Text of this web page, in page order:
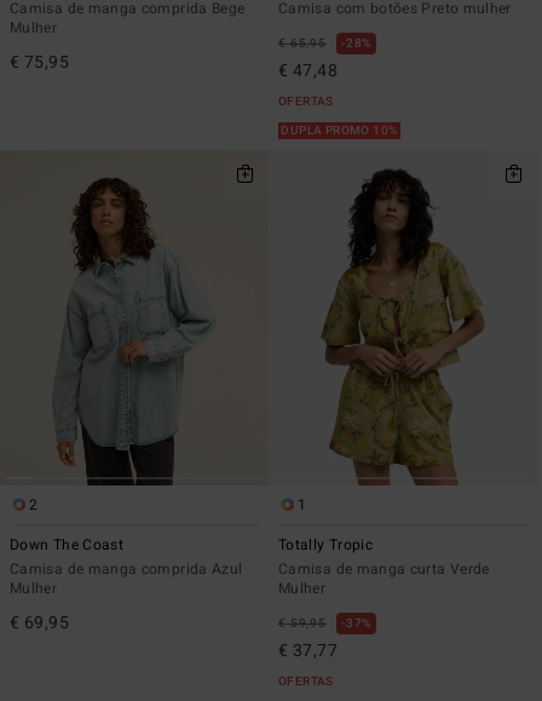
Camisa de manga comprida Bege
Mulher
€ 75,95
Camisa com botões Preto mulher
€ 65,95 28%
€ 47,48
OFERTAS
DUPLA PROMO 10%
2
Down The Coast
Camisa de manga comprida Azul
Mulher
€ 69,95
1
Totally Tropic
Camisa de manga curta Verde
Mulher
€ 59,95 37%
€ 37,77
OFERTAS